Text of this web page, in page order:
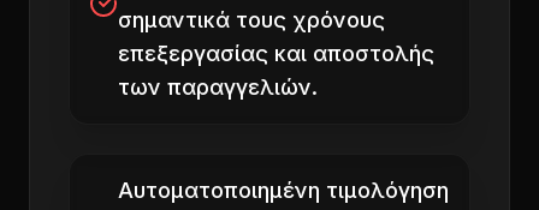
σημαντικά τους χρόνους
επεξεργασίας και αποστολής
των παραγγελιών.
Αυτοματοποιημένη τιμολόγηση